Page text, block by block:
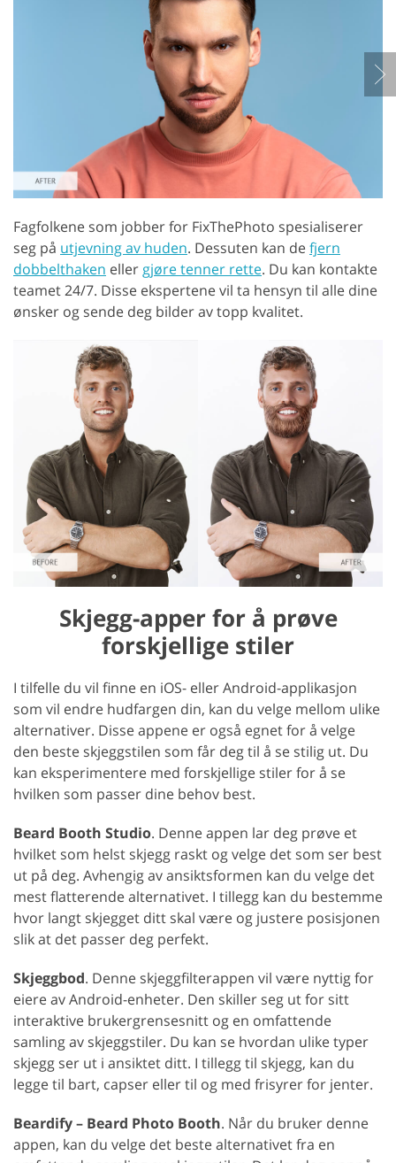
Fagfolkene som jobber for FixThePhoto spesialiserer
seg på utjevning av huden. Dessuten kan defjern
dobbelthaken eller gjøre tenner rette. Du kan kontakte
teamet 24/7. Disse ekspertene vil ta hensyn til alle dine
ønsker og sende deg bilder av topp kvalitet.
Skjegg-apper for å prøve
forskjellige stiler
I tilfelle du vil finne en iOS- eller Android-applikasjon
som vil endre hudfargen din, kan du velge mellom ulike
alternativer. Disse appene er også egnet for å velge
den beste skjeggstilen som får deg til å se stilig ut. Du
kan eksperimentere med forskjellige stiler for å se
hvilken som passer dine behov best.
Beard Booth Studio. Denne appen lar deg prøve et
hvilket som helst skjegg raskt og velge det som ser best
ut på deg. Avhengig av ansiktsformen kan du velge det
mest flatterende alternativet. I tillegg kan du bestemme
hvor langt skjegget ditt skal være og justere posisjonen
slik at det passer deg perfekt.
Skjeggbod. Denne skjeggfilterappen vil være nyttig for
eiere av Android-enheter. Den skiller seg ut for sitt
interaktive brukergrensesnitt og en omfattende
samling av skjeggstiler. Du kan se hvordan ulike typer
skjegg ser ut i ansiktet ditt. I tillegg til skjegg, kan du
legge til bart, capser eller til og med frisyrer for jenter.
Beardify – Beard Photo Booth. Når du bruker denne
appen, kan du velge det beste alternativet fra en